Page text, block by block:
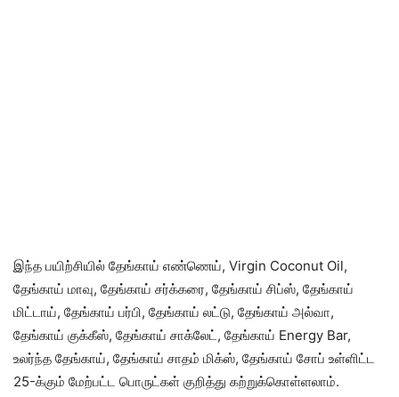
இந்த பயிற்சியில் தேங்காய் எண்ணெய், Virgin Coconut Oil,
தேங்காய் மாவு, தேங்காய் சர்க்கரை, தேங்காய் சிப்ஸ், தேங்காய்
மிட்டாய், தேங்காய் பர்பி, தேங்காய் லட்டு, தேங்காய் அல்வா,
தேங்காய் குக்கீஸ், தேங்காய் சாக்லேட், தேங்காய் Energy Bar,
உலர்ந்த தேங்காய், தேங்காய் சாதம் மிக்ஸ், தேங்காய் சோப் உள்ளிட்ட
25-க்கும் மேற்பட்ட பொருட்கள் குறித்து கற்றுக்கொள்ளலாம்.